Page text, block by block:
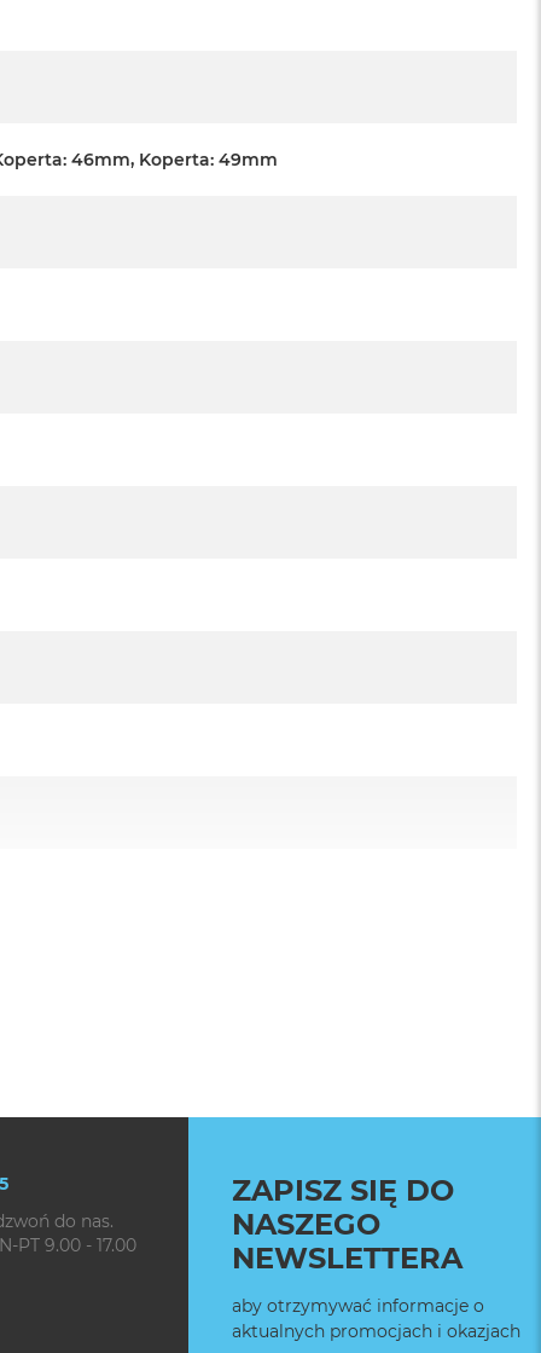
46mm, Koperta: 49mm
ZAPISZ SIĘ DO
NASZEGO
NEWSLETTERA
aby otrzymywać informacje o
aktualnych promocjach i okazjach
do nas.
PT 9.00 - 17.00